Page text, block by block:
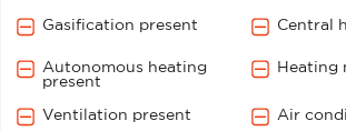
Gasification present Central
Autonomous heating
present
Heating
Ventilation present Air